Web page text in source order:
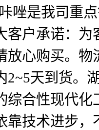
唑是我司重
客户承诺：
放心购买。
2~5天到货。
综合性现代
靠技术进步